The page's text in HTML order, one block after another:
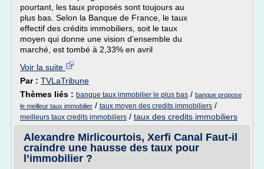
pourtant, les taux proposés sont toujours au
plus bas. Selon la Banque de France, le taux
effectif des crédits immobiliers, soit le taux
moyen qui donne une vision d’ensemble du
marché, est tombé à 2,33% en avril
Voir la suite
Par : TVLaTribune
Thèmes liés : banque taux immobilier le plus bas / banque propose
le meilleur taux immobilier / taux moyen des credits immobiliers /
meilleurs taux credits immobiliers / taux des credits immobiliers
Alexandre Mirlicourtois, Xerfi Canal Faut-il
craindre une hausse des taux pour
l’immobilier ?